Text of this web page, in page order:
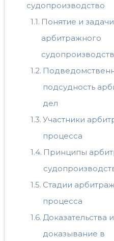
судопроизводство
Понятие и задачи
арбитражного
подсудность
дел
Участники
процесса
Принципы
Стадии
процесса
Доказательства и
доказывание в